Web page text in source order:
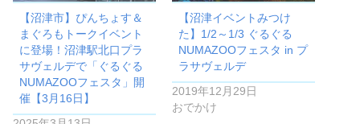
【沼津市】ぴんちょす＆
まぐろもトークイベント
に登場！沼津駅北口プラ
サヴェルデで「ぐるぐる
NUMAZOOフェスタ」開
催【3月16日】
【沼津イベントみつけ
た】1/2～1/3 ぐるぐる
NUMAZOOフェスタ in プ
ラサヴェルデ
2019年12月29日
おでかけ